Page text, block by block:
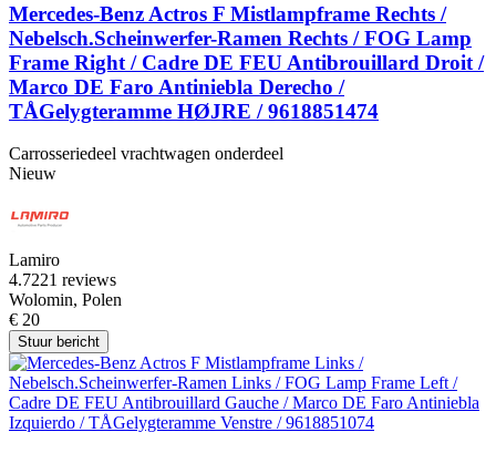
Mercedes-Benz Actros F Mistlampframe Rechts /
Nebelsch.Scheinwerfer-Ramen Rechts / FOG Lamp
Frame Right / Cadre DE FEU Antibrouillard Droit /
Marco DE Faro Antiniebla Derecho /
TÅGelygteramme HØJRE / 9618851474
Carrosseriedeel vrachtwagen onderdeel
Nieuw
Lamiro
4.7221 reviews
Wolomin, Polen
€ 20
Stuur bericht